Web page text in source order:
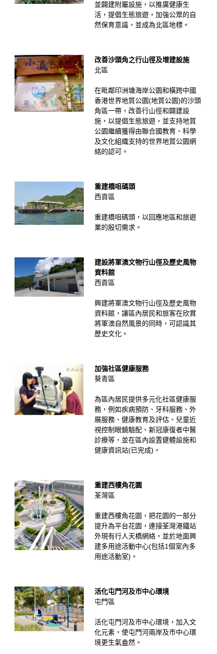
並闢建附屬設施，以推廣健康生
活，提倡生態旅遊，加強公眾的自
然保育意識，並成為北區地標。
改善沙頭角之行山徑及增建設施
北區
在毗鄰印洲塘海岸公園和橫跨中國
香港世界地質公園(地質公園)的沙頭
角區一帶，改善行山徑和闢建設
施，以提倡生態旅遊，並支持地質
公園繼續獲得由聯合國教育、科學
及文化組織支持的世界地質公園網
絡的認可。
重建橋咀碼頭
西貢區
重建橋咀碼頭，以回應地區和旅遊
業的殷切需求。
建設將軍澳文物行山徑及歷史風物
資料館
西貢區
興建將軍澳文物行山徑及歷史風物
資料館，讓區內居民和旅客在欣賞
將軍澳自然風景的同時，可認識其
歷史文化。
加強社區健康服務
葵青區
為區內居民提供多元化社區健康服
務，例如疾病預防、牙科服務、外
展服務、健康教育及評估、兒童近
視控制眼鏡驗配、新冠康復者中醫
診療等，並在區內設置健體設施和
健康資訊站(已完成)。
重建西樓角花園
荃灣區
重建西樓角花園，把花園的一部分
提升為平台花園，連接荃灣港鐵站
外現有行人天橋網絡，並於地面興
建多用途活動中心(包括1個室內多
用途活動室)。
活化屯門河及市中心環境
屯門區
活化屯門河及市中心環境，加入文
化元素，使屯門河兩岸及市中心環
境更生氣盎然。